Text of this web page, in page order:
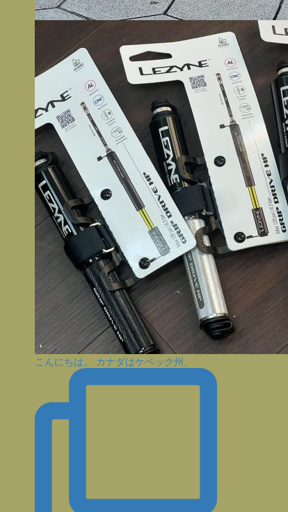
こんにちは。 カナダはケベック州、